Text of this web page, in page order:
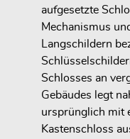
aufgesetzte
Mechanismus
Langschildern
Schlosses an
Gebäudes legt
ursprünglich mit
Kastenschloss